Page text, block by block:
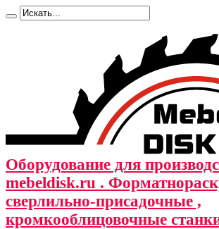
Оборудование для
mebeldisk.ru .
сверлильно-присадочные ,
кромкооблицовочные